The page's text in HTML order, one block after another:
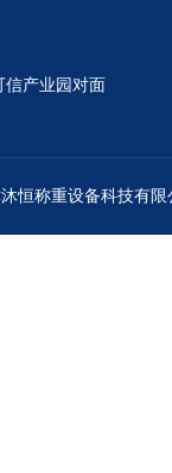
信产业园对面
恒称重设备科技有